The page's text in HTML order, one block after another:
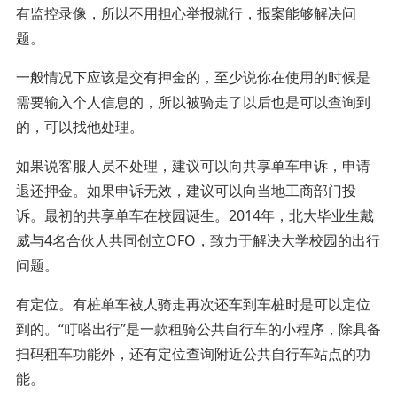
有监控录像，所以不用担心举报就行，报案能够解决问
题。
一般情况下应该是交有押金的，至少说你在使用的时候是
需要输入个人信息的，所以被骑走了以后也是可以查询到
的，可以找他处理。
如果说客服人员不处理，建议可以向共享单车申诉，申请
退还押金。如果申诉无效，建议可以向当地工商部门投
诉。最初的共享单车在校园诞生。2014年，北大毕业生戴
威与4名合伙人共同创立OFO，致力于解决大学校园的出行
问题。
有定位。有桩单车被人骑走再次还车到车桩时是可以定位
到的。“叮嗒出行”是一款租骑公共自行车的小程序，除具备
扫码租车功能外，还有定位查询附近公共自行车站点的功
能。